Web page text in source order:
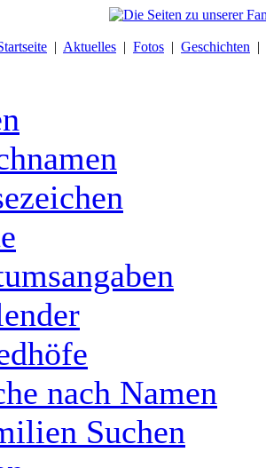
| Aktuelles | Fotos | Geschichten |
nach Namen
Suchen